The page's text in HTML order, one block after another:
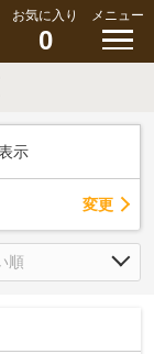
お気に入り
0
メニュー
示
変更